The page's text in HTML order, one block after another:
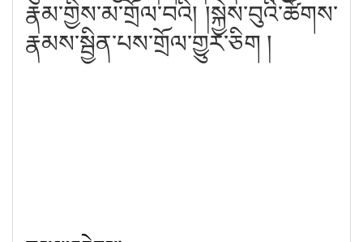
རྣམ་གྱིས་མ་གྲོལ་བའི། །སྐྱེས་བུའི་ཚོགས་
རྣམས་སྦྱིན་པས་གྲོལ་གྱུར་ཅིག །